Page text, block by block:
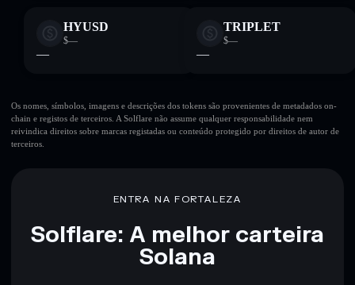
HYUSD
$—
—
TRIPLET
$—
—
Os nomes, símbolos, imagens e descrições dos tokens são provenientes de metadados on-
chain e registos de terceiros. A Solflare não assume qualquer responsabilidade nem
reivindica direitos sobre marcas registadas ou conteúdo protegido por direitos de autor de
terceiros.
ENTRA NA FORTALEZA
Solflare: A melhor carteira
Solana